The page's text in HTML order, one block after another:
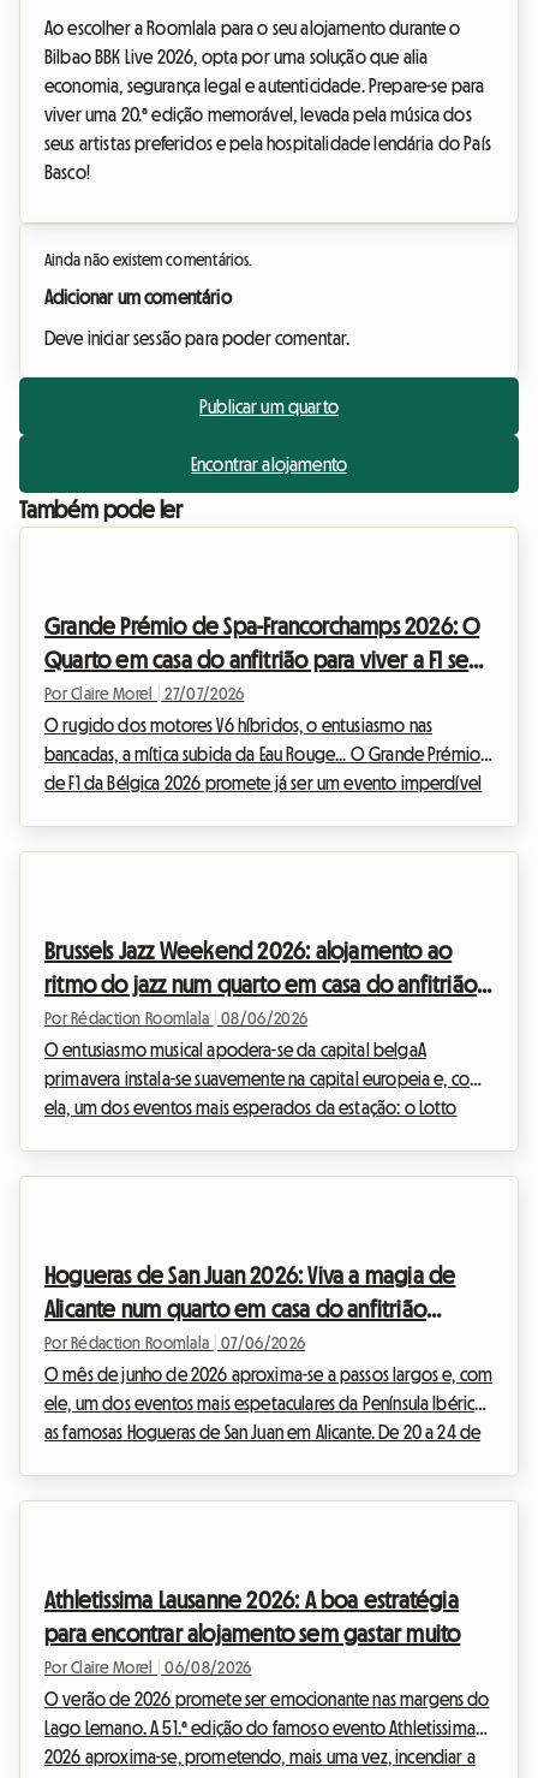
Ao escolher a Roomlala para o seu alojamento durante o
Bilbao BBK Live 2026, opta por uma solução que alia
economia, segurança legal e autenticidade. Prepare-se para
viver uma 20.ª edição memorável, levada pela música dos
seus artistas preferidos e pela hospitalidade lendária do País
Basco!
Ainda não existem comentários.
Adicionar um comentário
Deve iniciar sessão para poder comentar.
Publicar um quarto
Encontrar alojamento
Também pode ler
Grande Prémio de Spa-Francorchamps 2026: O
Quarto em casa do anfitrião para viver a F1 sem
gastar muito
Por Claire Morel 27/07/2026
O rugido dos motores V6 híbridos, o entusiasmo nas
bancadas, a mítica subida da Eau Rouge... O Grande Prémio
de F1 da Bélgica 2026 promete já ser um evento imperdível
antecipação ainda maior por parte dos espectadores,
nomeadament...
Brussels Jazz Weekend 2026: alojamento ao
ritmo do jazz num quarto em casa do anfitrião
Roomlala
Por Rédaction Roomlala 08/06/2026
O entusiasmo musical apodera-se da capital belgaA
primavera instala-se suavemente na capital europeia e, com
ela, um dos eventos mais esperados da estação: o Lotto
não se preocupe, na Roomlala, estamos convictos de qu...
Hogueras de San Juan 2026: Viva a magia de
Alicante num quarto em casa do anfitrião
Roomlala
Por Rédaction Roomlala 07/06/2026
O mês de junho de 2026 aproxima-se a passos largos e, com
ele, um dos eventos mais espetaculares da Península Ibérica:
as famosas Hogueras de San Juan em Alicante. De 20 a 24 de
verdadeiro desafio. Os hotéis esgotam e...
Athletissima Lausanne 2026: A boa estratégia
para encontrar alojamento sem gastar muito
Por Claire Morel 06/08/2026
O verão de 2026 promete ser emocionante nas margens do
Lago Lemano. A 51.ª edição do famoso evento Athletissima
2026 aproxima-se, prometendo, mais uma vez, incendiar a